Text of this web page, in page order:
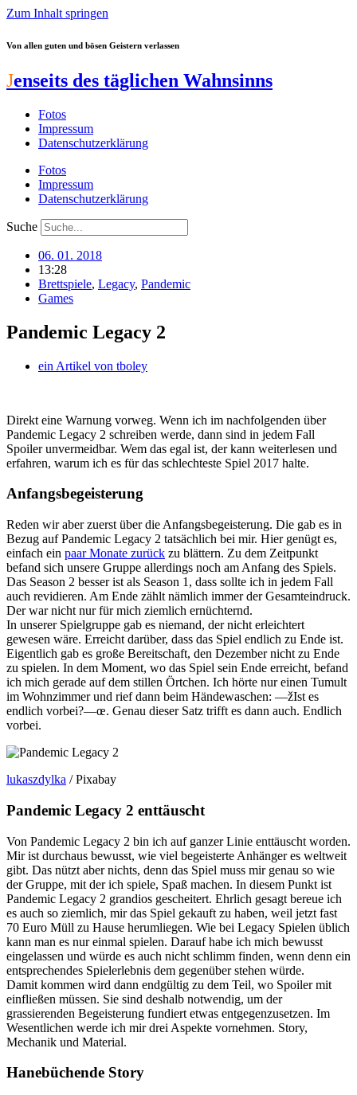
Zum Inhalt springen
Von allen guten und bösen Geistern verlassen
Jenseits des täglichen Wahnsinns
Fotos
Impressum
Datenschutzerklärung
Fotos
Impressum
Datenschutzerklärung
Suche
06. 01. 2018
13:28
Brettspiele, Legacy, Pandemic
Games
Pandemic Legacy 2
ein Artikel von tboley
Direkt eine Warnung vorweg. Wenn ich im nachfolgenden über
Pandemic Legacy 2 schreiben werde, dann sind in jedem Fall
Spoiler unvermeidbar. Wem das egal ist, der kann weiterlesen und
erfahren, warum ich es für das schlechteste Spiel 2017 halte.
Anfangsbegeisterung
Reden wir aber zuerst über die Anfangsbegeisterung. Die gab es in
Bezug auf Pandemic Legacy 2 tatsächlich bei mir. Hier genügt es,
einfach ein paar Monate zurück zu blättern. Zu dem Zeitpunkt
befand sich unsere Gruppe allerdings noch am Anfang des Spiels.
Das Season 2 besser ist als Season 1, dass sollte ich in jedem Fall
auch revidieren. Am Ende zählt nämlich immer der Gesamteindruck.
Der war nicht nur für mich ziemlich ernüchternd.
In unserer Spielgruppe gab es niemand, der nicht erleichtert
gewesen wäre. Erreicht darüber, dass das Spiel endlich zu Ende ist.
Eigentlich gab es große Bereitschaft, den Dezember nicht zu Ende
zu spielen. In dem Moment, wo das Spiel sein Ende erreicht, befand
ich mich gerade auf dem stillen Örtchen. Ich hörte nur einen Tumult
im Wohnzimmer und rief dann beim Händewaschen: —žIst es
endlich vorbei?—œ. Genau dieser Satz trifft es dann auch. Endlich
vorbei.
lukaszdylka / Pixabay
Pandemic Legacy 2 enttäuscht
Von Pandemic Legacy 2 bin ich auf ganzer Linie enttäuscht worden.
Mir ist durchaus bewusst, wie viel begeisterte Anhänger es weltweit
gibt. Das nützt aber nichts, denn das Spiel muss mir genau so wie
der Gruppe, mit der ich spiele, Spaß machen. In diesem Punkt ist
Pandemic Legacy 2 grandios gescheitert. Ehrlich gesagt bereue ich
es auch so ziemlich, mir das Spiel gekauft zu haben, weil jetzt fast
70 Euro Müll zu Hause herumliegen. Wie bei Legacy Spielen üblich
kann man es nur einmal spielen. Darauf habe ich mich bewusst
eingelassen und würde es auch nicht schlimm finden, wenn denn ein
entsprechendes Spielerlebnis dem gegenüber stehen würde.
Damit kommen wird dann endgültig zu dem Teil, wo Spoiler mit
einfließen müssen. Sie sind deshalb notwendig, um der
grassierenden Begeisterung fundiert etwas entgegenzusetzen. Im
Wesentlichen werde ich mir drei Aspekte vornehmen. Story,
Mechanik und Material.
Hanebüchende Story